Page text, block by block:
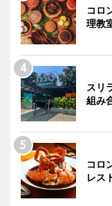
コロ
理教
スリ
組み
コロ
レス